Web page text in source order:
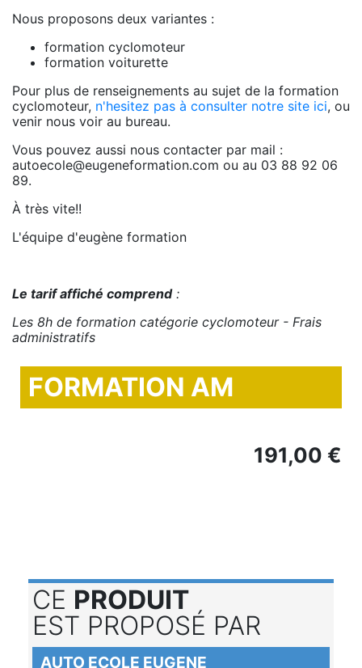
Nous proposons deux variantes :
formation cyclomoteur
formation voiturette
Pour plus de renseignements au sujet de la formation
cyclomoteur, n'hesitez pas à consulter notre site ici, ou
venir nous voir au bureau.
Vous pouvez aussi nous contacter par mail :
autoecole@eugeneformation.com ou au 03 88 92 06
89.
À très vite!!
L'équipe d'eugène formation
Le tarif affiché comprend:
Les 8h de formation catégorie cyclomoteur - Frais
administratifs
FORMATION AM
191,00 €
CE PRODUIT
EST PROPOSÉ PAR
AUTO ECOLE EUGENE